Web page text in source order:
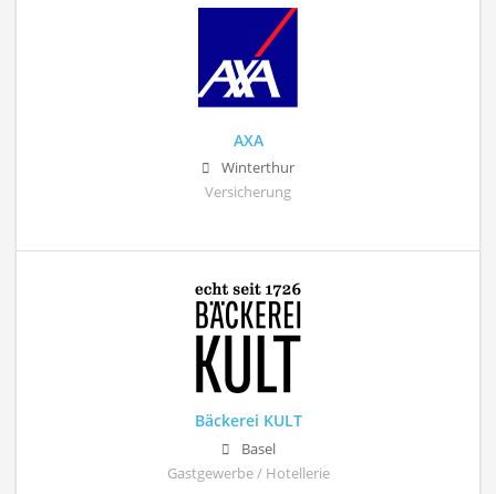
AXA
Winterthur
Versicherung
Bäckerei KULT
Basel
Gastgewerbe / Hotellerie